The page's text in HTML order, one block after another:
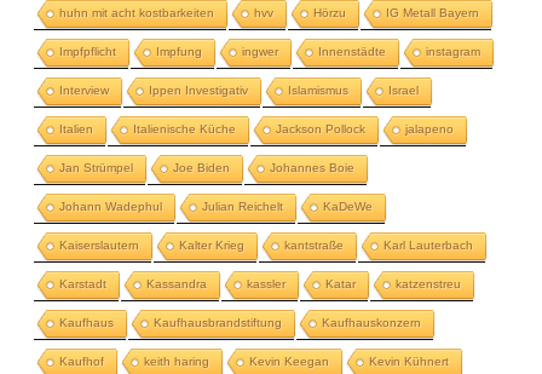
huhn mit acht kostbarkeiten hvv Hörzu IG Metall Bayern
Impfpflicht Impfung ingwer Innenstädte instagram
Interview Ippen Investigativ Islamismus Israel
Italien Italienische Küche Jackson Pollock jalapeno
Jan Strümpel Joe Biden Johannes Boie
Johann Wadephul Julian Reichelt KaDeWe
Kaiserslautern Kalter Krieg kantstraße Karl Lauterbach
Karstadt Kassandra kassler Katar katzenstreu
Kaufhaus Kaufhausbrandstiftung Kaufhauskonzern
Kaufhof keith haring Kevin Keegan Kevin Kühnert